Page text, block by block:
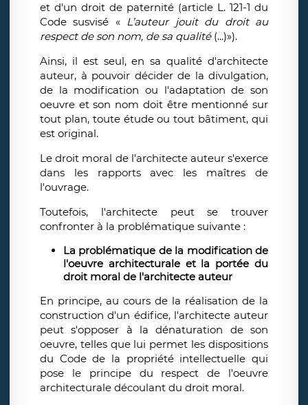
et d'un droit de paternité (article L. 121-1 du
Code susvisé « L’auteur jouit du droit au
respect de son nom, de sa qualité(...)»).
Ainsi, il est seul, en sa qualité d'architecte
auteur, à pouvoir décider de la divulgation,
de la modification ou l'adaptation de son
oeuvre et son nom doit être mentionné sur
tout plan, toute étude ou tout bâtiment, qui
est original.
Le droit moral de l'architecte auteur s'exerce
dans les rapports avec les maîtres de
l'ouvrage.
Toutefois, l'architecte peut se trouver
confronter à la problématique suivante :
La problématique de la modification de
l'oeuvre architecturale et la portée du
droit moral de l'architecte auteur
En principe, au cours de la réalisation de la
construction d'un édifice, l'architecte auteur
peut s'opposer à la dénaturation de son
oeuvre, telles que lui permet les dispositions
du Code de la propriété intellectuelle qui
pose le principe du respect de l'oeuvre
architecturale découlant du droit moral.